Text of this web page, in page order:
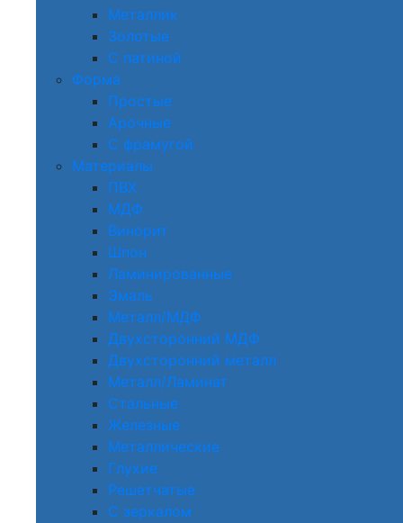
Металлик
Золотые
С патиной
Форма
Простые
Арочные
С фрамугой
Материалы
ПВХ
МДФ
Винорит
Шпон
Ламинированные
Эмаль
Металл/МДФ
Двухсторонний МДФ
Двухсторонний металл
Металл/Ламинат
Стальные
Железные
Металлические
Глухие
Решетчатые
С зеркалом